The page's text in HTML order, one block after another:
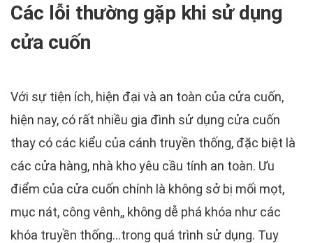
Các lỗi thường gặp khi sử dụng
cửa cuốn
Với sự tiện ích, hiện đại và an toàn của cửa cuốn,
hiện nay, có rất nhiều gia đình sử dụng cửa cuốn
thay có các kiểu của cánh truyền thống, đặc biệt là
các cửa hàng, nhà kho yêu cầu tính an toàn. Ưu
điểm của cửa cuốn chính là không sở bị mối mọt,
mục nát, công vênh,, không dễ phá khóa như các
khóa truyền thống...trong quá trình sử dụng. Tuy